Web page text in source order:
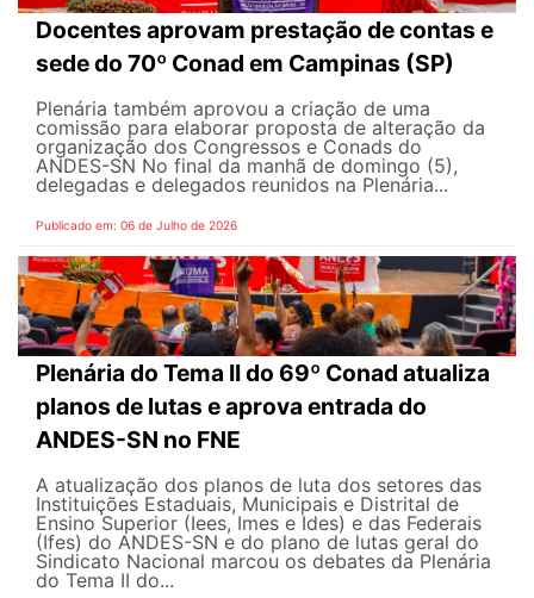
Docentes aprovam prestação de contas e
sede do 70º Conad em Campinas (SP)
Plenária também aprovou a criação de uma
comissão para elaborar proposta de alteração da
organização dos Congressos e Conads do
ANDES-SN No final da manhã de domingo (5),
delegadas e delegados reunidos na Plenária...
Publicado em: 06 de Julho de 2026
Plenária do Tema II do 69º Conad atualiza
planos de lutas e aprova entrada do
ANDES-SN no FNE
A atualização dos planos de luta dos setores das
Instituições Estaduais, Municipais e Distrital de
Ensino Superior (Iees, Imes e Ides) e das Federais
(Ifes) do ANDES-SN e do plano de lutas geral do
Sindicato Nacional marcou os debates da Plenária
do Tema II do...